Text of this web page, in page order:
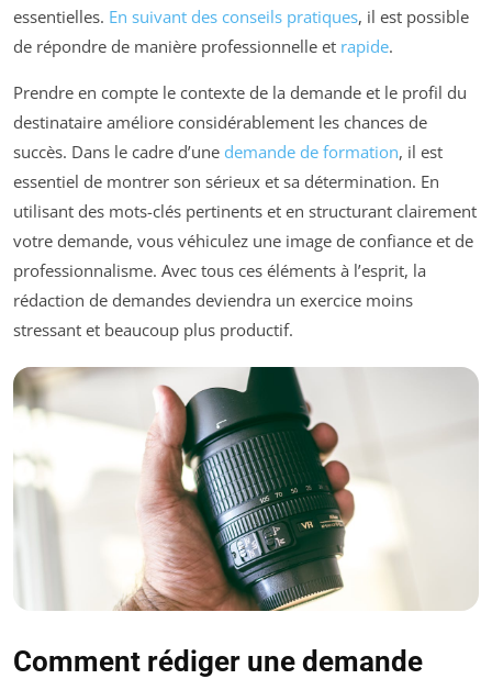
essentielles. En suivant des conseils pratiques, il est possible
de répondre de manière professionnelle et rapide.
Prendre en compte le contexte de la demande et le profil du
destinataire améliore considérablement les chances de
succès. Dans le cadre d’une demande de formation, il est
essentiel de montrer son sérieux et sa détermination. En
utilisant des mots-clés pertinents et en structurant clairement
votre demande, vous véhiculez une image de confiance et de
professionnalisme. Avec tous ces éléments à l’esprit, la
rédaction de demandes deviendra un exercice moins
stressant et beaucoup plus productif.
Comment rédiger une demande